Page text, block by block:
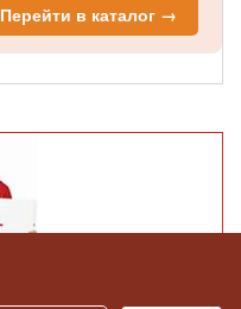
Перейти в каталог →